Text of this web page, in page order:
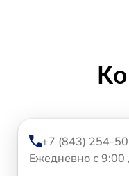
+7 (843) 254-
Ежедневно с 9:00